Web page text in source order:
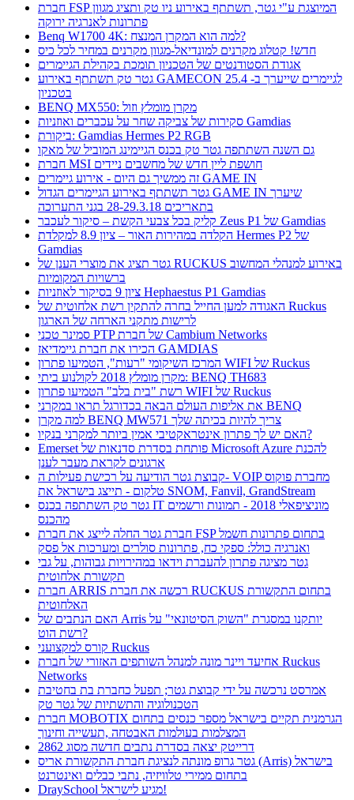
חברת FSP המיוצגת ע"י גטר, תשתתף באירוע ניו טק ותציג מגוון
פתרונות לאנרגיה ירוקה
Benq W1700 4K: למה הוא המקרן המנצח?
חדש! קטלוג מקרנים למונדיאל-מגוון מקרנים במחיר לכל כיס
אגודת הסטודנטים של הטכניון תומכת בקהילת הגיימרים
גטר טק תשתתף באירוע GAMECON לגיימרים שייערך ב- 25.4
בטכניון
BENQ MX550: מקרן מומלץ וזול
סקירות של צביקה שחר על עכברים ואוזניות Gamdias
ביקורת: Gamdias Hermes P2 RGB
גם השנה השתתפה גטר טק בכנס הגיימינג המוביל של מאקו
חברת MSI חושפת ליין חדש של מחשבים ניידים
זה ממשיך גם היום - אירוע גיימרים GAME IN
גטר תשתתף באירוע הגיימרים הגדול GAME IN שיערך
בתאריכים 28-29.3.18 בגני התערוכה
קליק בכל צבעי הקשת – סיקור לעכבר Zeus P1 של Gamdias
הקלדה במהירות האור – ציון 8.9 למקלדת Hermes P2 של
Gamdias
גטר תציג את מוצרי הענן של RUCKUS באירוע למנהלי המחשוב
ברשויות המקומיות
ציון 9 בסיקור לאוזניות Hephaestus P1 Gamdias
האגודה למען החייל בחרה להתקין רשת אלחוטית של Ruckus
לרישות מתקני הארחה של הארגון
סמינר טכני PTP של חברת Cambium Networks
הכירו את חברת גיימדיאז GAMDIAS
המרכז השיקומי "רעות", הטמיעו פתרון WIFI של Ruckus
מקרן מומלץ 2018 לקולנוע ביתי: BENQ TH683
רשת "בית בלב" הטמיעו פתרון WIFI של Ruckus
את אליפות העולם הבאה בכדורגל תראו במקרני BENQ
למה מקרן BENQ MW571 צריך להיות בכיתה שלך
האם יש לך פתרון אינטראקטיבי אמין ביותר למקרני בנקיו?
Emerset פותחת בסדרת סדנאות של Microsoft Azure להכנת
ארגונים לקראת מעבר לענן
קבוצת גטר הודיעה על רכישת פעילות ה- VOIP מחברת פוקוס
טלקום - תייצג בישראל את SNOM, Fanvil, GrandStream
גטר טק השתתפה בכנס IT מוניציפאלי 2018 - תמונות ורשמים
מהכנס
חברת גטר החלה לייצג את חברת FSP בתחום פתרונות חשמל
ואנרגיה כולל: ספקי כח, פתרונות סולרים ומערכות אל פסק
גטר מציגה פתרון להעברת וידאו במהירויות גבוהות, על גבי
תקשורת אלחוטית
חברת ARRIS רכשה את חברת RUCKUS בתחום התקשורת
האלחוטית
האם הנתבים של Arris יותקנו במסגרת "השוק הסיטונאי" על
רשת הוט?
קורס למקצועני Ruckus
אחיעד ויינר מונה למנהל השותפים האזורי של חברת Ruckus
Networks
אמרסט נרכשה על ידי קבוצת גטר; תפעל כחברת בת בחטיבת
הטכנולוגיה והתשתיות של גטר טק
חברת MOBOTIX הגרמנית תקיים בישראל מספר כנסים בתחום
המצלמות בעולמות האבטחה ,תעשייה וחינוך
דרייטק יצאה בסדרת נתבים חדשה מסוג 2862
גטר גרופ מונתה לנציגת חברת התקשורת אריס (Arris) בישראל
בתחום ממירי טלוויזיה, נתבי כבלים ואינטרנט
DraySchool מגיע לישראל!